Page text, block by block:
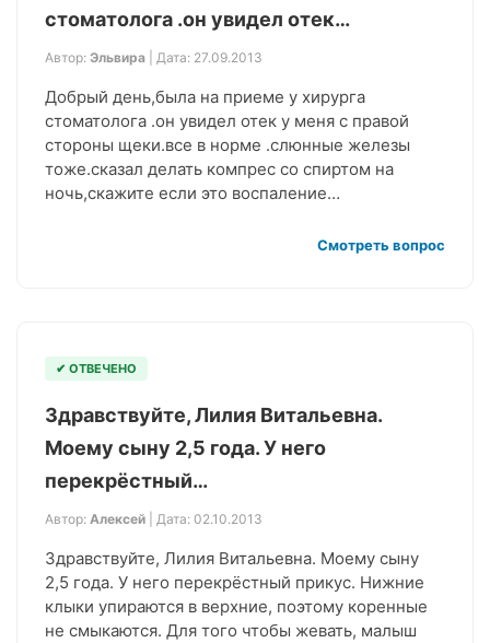
стоматолога .он увидел отек…
Автор: Эльвира | Дата: 27.09.2013
Добрый день,была на приеме у хирурга
стоматолога .он увидел отек у меня с правой
стороны щеки.все в норме .слюнные железы
тоже.сказал делать компрес со спиртом на
ночь,скажите если это воспаление…
Смотреть вопрос
✔ ОТВЕЧЕНО
Здравствуйте, Лилия Витальевна.
Моему сыну 2,5 года. У него
перекрёстный…
Автор: Алексей | Дата: 02.10.2013
Здравствуйте, Лилия Витальевна. Моему сыну
2,5 года. У него перекрёстный прикус. Нижние
клыки упираются в верхние, поэтому коренные
не смыкаются. Для того чтобы жевать, малыш